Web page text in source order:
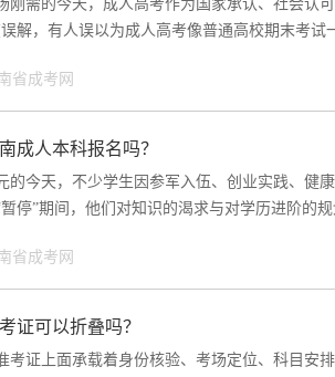
刚需的今天，成人高考作为国家承认、社会认
解，有人误以为成人高考像普通高校期末考试
省成考网
成人本科报名吗？
的今天，不少学生因参军入伍、创业实践、健
停”期间，他们对知识的渴求与对学历进阶的
省成考网
证可以折叠吗？
考证上面承载着身份核验、考场定位、科目安